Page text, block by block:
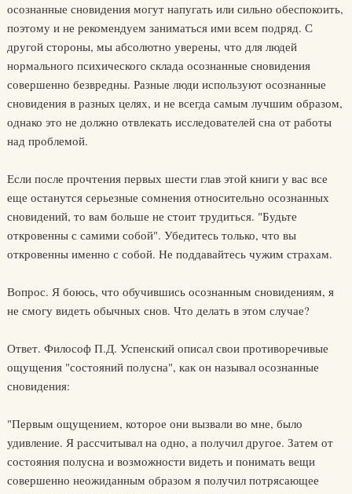
осознанные сновидения могут напугать или сильно обеспокоить,
поэтому и не рекомендуем заниматься ими всем подряд. С
другой стороны, мы абсолютно уверены, что для людей
нормального психического склада осознанные сновидения
совершенно безвредны. Разные люди используют осознанные
сновидения в разных целях, и не всегда самым лучшим образом,
однако это не должно отвлекать исследователей сна от работы
над проблемой.
Если после прочтения первых шести глав этой книги у вас все
еще останутся серьезные сомнения относительно осознанных
сновидений, то вам больше не стоит трудиться. "Будьте
откровенны с самими собой". Убедитесь только, что вы
откровенны именно с собой. Не поддавайтесь чужим страхам.
Вопрос. Я боюсь, что обучившись осознанным сновидениям, я
не смогу видеть обычных снов. Что делать в этом случае?
Ответ. Философ П.Д. Успенский описал свои противоречивые
ощущения "состояний полусна", как он называл осознанные
сновидения:
"Первым ощущением, которое они вызвали во мне, было
удивление. Я рассчитывал на одно, а получил другое. Затем от
состояния полусна и возможности видеть и понимать вещи
совершенно неожиданным образом я получил потрясающее